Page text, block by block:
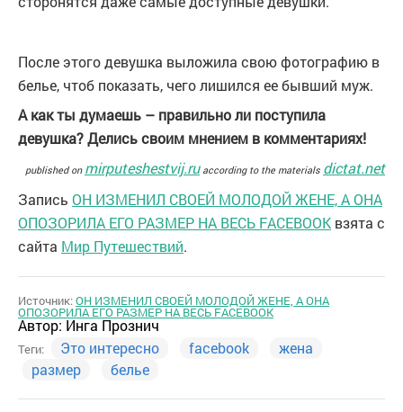
После этого девушка выложила свою фотографию в
белье, чтоб показать, чего лишился ее бывший муж.
А как ты думаешь – правильно ли поступила
девушка? Делись своим мнением в комментариях!
published on mirputeshestvij.ruaccording to the materials dictat.net
Запись ОН ИЗМЕНИЛ СВОЕЙ МОЛОДОЙ ЖЕНЕ, А ОНА
ОПОЗОРИЛА ЕГО РАЗМЕР НА ВЕСЬ FACEBOOK взята с
сайта Мир Путешествий.
Источник:ОН ИЗМЕНИЛ СВОЕЙ МОЛОДОЙ ЖЕНЕ, А ОНА
ОПОЗОРИЛА ЕГО РАЗМЕР НА ВЕСЬ FACEBOOK
Автор: Инга Прознич
Теги: Это интересно facebook
жена
размер
белье